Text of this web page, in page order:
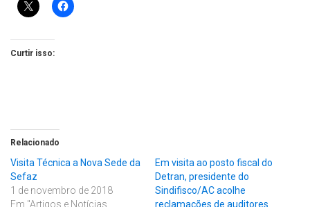
Curtir isso:
Relacionado
Visita Técnica a Nova Sede da
Sefaz
1 de novembro de 2018
Em "Artigos e Notícias
Em visita ao posto fiscal do
Detran, presidente do
Sindifisco/AC acolhe
reclamações de auditores